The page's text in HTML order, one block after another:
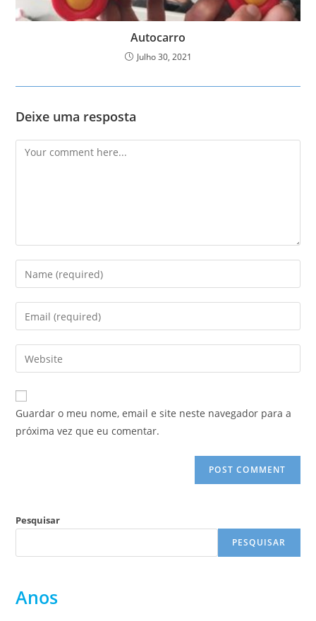
Autocarro
Julho 30, 2021
Deixe uma resposta
Comment
Enter
your
name
comment
Enter
your
email
address
comment
Enter
your
website
URL
Guardar o meu nome, email e site neste navegador para a
próxima vez que eu comentar.
Pesquisar
PESQUISAR
Anos